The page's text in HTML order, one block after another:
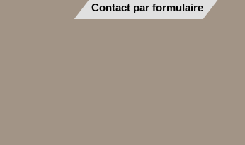
Contact par formulaire